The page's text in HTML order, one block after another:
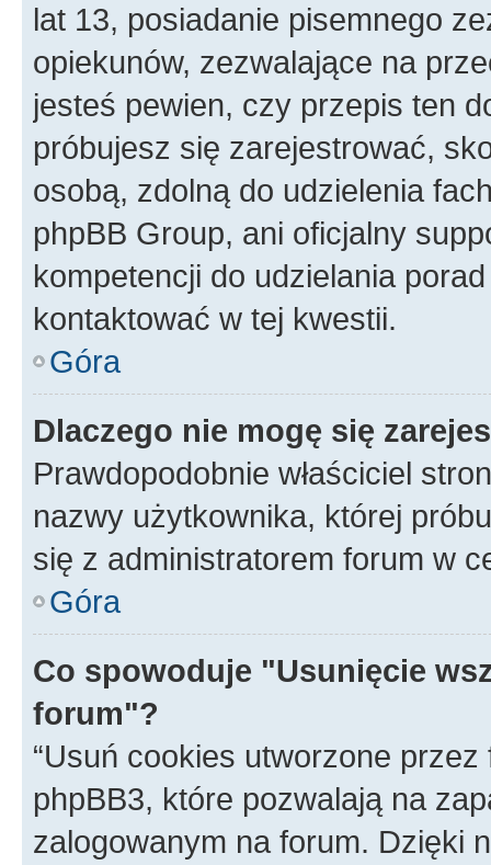
lat 13, posiadanie pisemnego
opiekunów, zezwalające na
jesteś pewien, czy przepis ten
próbujesz się zarejestrować,
osobą, zdolną do udzielenia
phpBB Group, ani oficjalny
kompetencji do udzielania
kontaktować w tej kwestii.
Góra
Dlaczego nie mogę się
Prawdopodobnie właściciel
nazwy użytkownika, której
się z administratorem forum w
Góra
Co spowoduje "Usunięcie
forum"?
“Usuń cookies utworzone
phpBB3, które pozwalają na
zalogowanym na forum. Dzięki